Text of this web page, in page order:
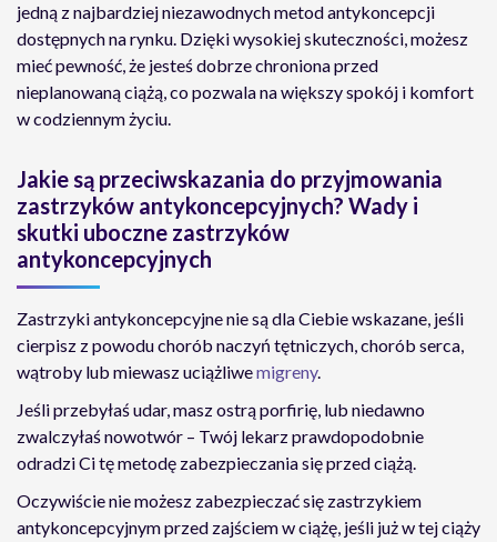
jedną z najbardziej niezawodnych metod antykoncepcji
dostępnych na rynku. Dzięki wysokiej skuteczności, możesz
mieć pewność, że jesteś dobrze chroniona przed
nieplanowaną ciążą, co pozwala na większy spokój i komfort
w codziennym życiu.
Jakie są przeciwskazania do przyjmowania
zastrzyków antykoncepcyjnych? Wady i
skutki uboczne zastrzyków
antykoncepcyjnych
Zastrzyki antykoncepcyjne nie są dla Ciebie wskazane, jeśli
cierpisz z powodu chorób naczyń tętniczych, chorób serca,
wątroby lub miewasz uciążliwemigreny.
Jeśli przebyłaś udar, masz ostrą porfirię, lub niedawno
zwalczyłaś nowotwór – Twój lekarz prawdopodobnie
odradzi Ci tę metodę zabezpieczania się przed ciążą.
Oczywiście nie możesz zabezpieczać się zastrzykiem
antykoncepcyjnym przed zajściem w ciążę, jeśli już w tej ciąży